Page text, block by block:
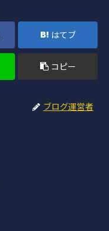
はてブ
コピー
ブログ運営者